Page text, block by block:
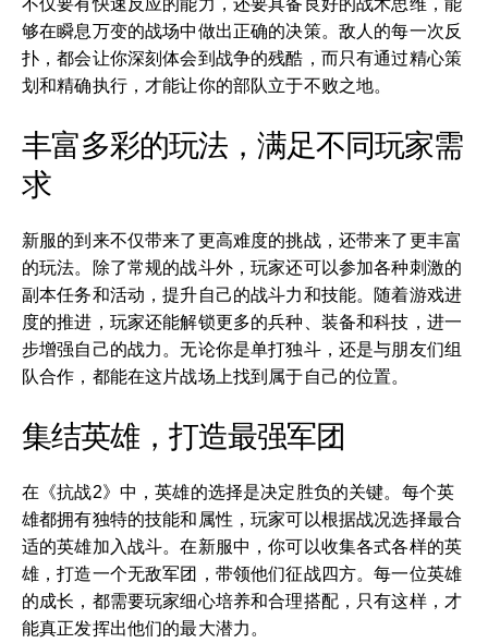
够在瞬息万变的战场中做出正确的决策。敌人的每一次反
扑，都会让你深刻体会到战争的残酷，而只有通过精心策
划和精确执行，才能让你的部队立于不败之地。
丰富多彩的玩法，满足不同玩家需
求
新服的到来不仅带来了更高难度的挑战，还带来了更丰富
的玩法。除了常规的战斗外，玩家还可以参加各种刺激的
副本任务和活动，提升自己的战斗力和技能。随着游戏进
度的推进，玩家还能解锁更多的兵种、装备和科技，进一
步增强自己的战力。无论你是单打独斗，还是与朋友们组
队合作，都能在这片战场上找到属于自己的位置。
集结英雄，打造最强军团
在《抗战2》中，英雄的选择是决定胜负的关键。每个英
雄都拥有独特的技能和属性，玩家可以根据战况选择最合
适的英雄加入战斗。在新服中，你可以收集各式各样的英
雄，打造一个无敌军团，带领他们征战四方。每一位英雄
的成长，都需要玩家细心培养和合理搭配，只有这样，才
能真正发挥出他们的最大潜力。